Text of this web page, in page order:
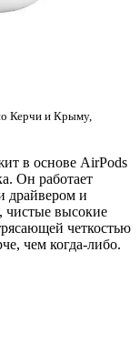
Керчи и Крыму,
в основе AirPods
Он работает
драйвером и
чистые высокие
четкостью
чем когда-либо.